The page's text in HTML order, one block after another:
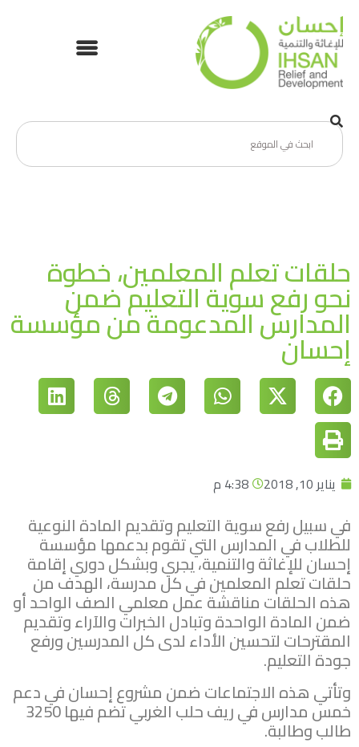
حلقات تعلم المعلمين، خطوة
نحو رفع سوية التعليم ضمن
المدارس المدعومة من مؤسسة
إحسان
يناير 10, 2018 4:38 م
في سبيل رفع سوية التعليم وتقديم المادة النوعية
للطلاب في المدارس التي تقوم بدعمها مؤسسة
إحسان للإغاثة والتنمية، يجري وبشكل دوري إقامة
حلقات تعلم المعلمين في كل مدرسة، الهدف من
هذه الحلقات مناقشة عمل معلمي الصف الواحد أو
ضمن المادة الواحدة وتبادل الخبرات والآراء وتقديم
المقترحات لتحسين الأداء لدى كل المدرسين ورفع
جودة التعليم.
وتأتي هذه الاجتماعات ضمن مشروع إحسان في دعم
خمس مدارس في ريف حلب الغربي تضم فيها 3250
طالب وطالبة.